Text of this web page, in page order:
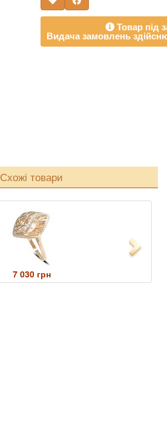
Товар під
Видача замовлень
Схожі товари
7 030 грн
Next